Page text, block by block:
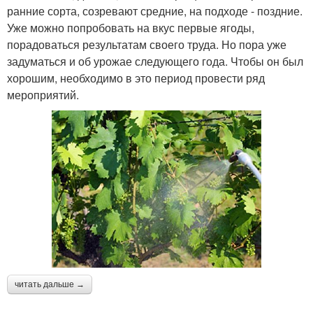
ранние сорта, созревают средние, на подходе - поздние.
Уже можно попробовать на вкус первые ягоды,
порадоваться результатам своего труда. Но пора уже
задуматься и об урожае следующего года. Чтобы он был
хорошим, необходимо в это период провести ряд
мероприятий.
читать дальше →